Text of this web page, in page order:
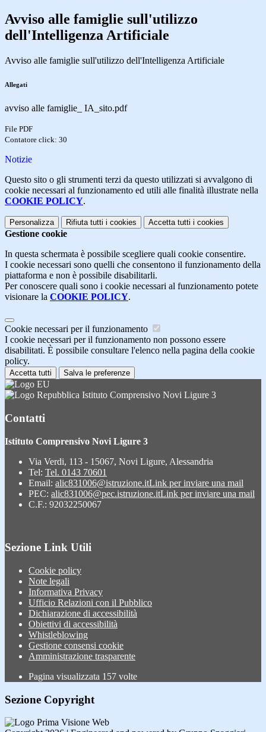
Avviso alle famiglie sull'utilizzo
dell'Intelligenza Artificiale
Avviso alle famiglie sull'utilizzo dell'Intelligenza Artificiale
Allegati
avviso alle famiglie_ IA_sito.pdf
File PDF
Contatore click: 30
Notizie
Questo sito o gli strumenti terzi da questo utilizzati si avvalgono di
cookie necessari al funzionamento ed utili alle finalità illustrate nella
COOKIE POLICY.
Personalizza Rifiuta tutti i cookies Accetta tutti i cookies
Gestione cookie
In questa schermata è possibile scegliere quali cookie consentire.
I cookie necessari sono quelli che consentono il funzionamento della
piattaforma e non è possibile disabilitarli.
Per conoscere quali sono i cookie necessari al funzionamento potete
visionare la COOKIE POLICY.
Cookie necessari per il funzionamento
I cookie necessari per il funzionamento non possono essere
disabilitati. È possibile consultare l'elenco nella pagina della cookie
policy.
Accetta tutti Salva le preferenze
Istituto Comprensivo Novi Ligure 3
Contatti
Istituto Comprensivo Novi Ligure 3
Via Verdi, 113 - 15067, Novi Ligure, Alessandria
Tel: Tel. 0143 70601
Email: alic831006@istruzione.itLink per inviare una mail
PEC: alic831006@pec.istruzione.itLink per inviare una mail
C.F.: 92032250067
Sezione Link Utili
Cookie policy
Note legali
Informativa Privacy
Ufficio Relazioni con il Pubblico
Dichiarazione di accessibilità
Obiettivi di accessibilità
Whistleblowing
Gestione consensi cookie
Amministrazione trasparente
Pagina visualizzata 157 volte
Sezione Copyright